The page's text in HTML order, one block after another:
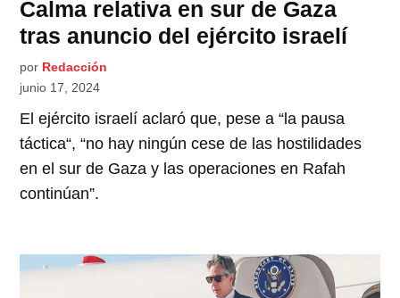
Calma relativa en sur de Gaza
tras anuncio del ejército israelí
por Redacción
junio 17, 2024
El ejército israelí aclaró que, pese a “la pausa
táctica“, “no hay ningún cese de las hostilidades
en el sur de Gaza y las operaciones en Rafah
continúan”.